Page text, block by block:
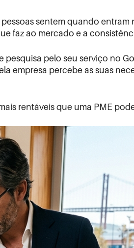
sentem quando entram
faz ao mercado e a
pelo seu serviço no
empresa percebe as suas
rentáveis que uma PME